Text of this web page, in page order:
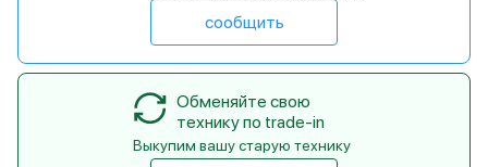
сообщить
Обменяйте свою
технику по trade-in
Выкупим вашу старую технику